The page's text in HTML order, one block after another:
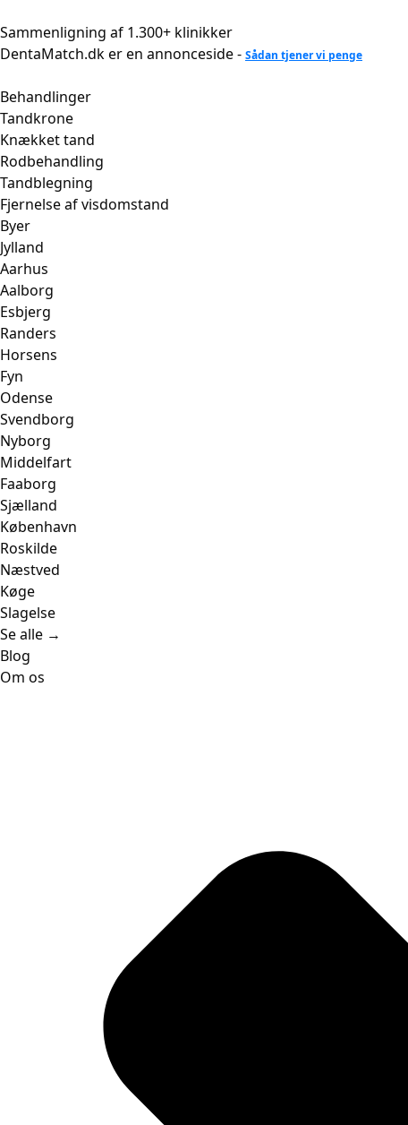
til
indhold
Sammenligning af 1.300+ klinikker
DentaMatch.dk er en annonceside - Sådan tjener vi penge
Behandlinger
Tandkrone
Knækket tand
Rodbehandling
Tandblegning
Fjernelse af visdomstand
Byer
Jylland
Aarhus
Aalborg
Esbjerg
Randers
Horsens
Fyn
Odense
Svendborg
Nyborg
Middelfart
Faaborg
Sjælland
København
Roskilde
Næstved
Køge
Slagelse
Se alle →
Blog
Om os